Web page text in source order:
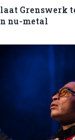
Grenswerk
nu-metal